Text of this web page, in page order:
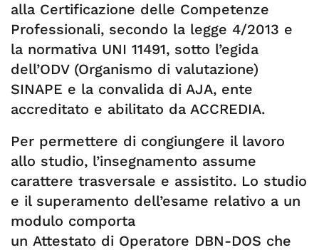
alla Certificazione delle Competenze
Professionali, secondo la legge 4/2013 e
la normativa UNI 11491, sotto l’egida
dell’ODV (Organismo di valutazione)
SINAPE e la convalida di AJA, ente
accreditato e abilitato da ACCREDIA.
Per permettere di congiungere il lavoro
allo studio, l’insegnamento assume
carattere trasversale e assistito. Lo studio
e il superamento dell’esame relativo a un
modulo comporta
un Attestato di Operatore DBN-DOS che